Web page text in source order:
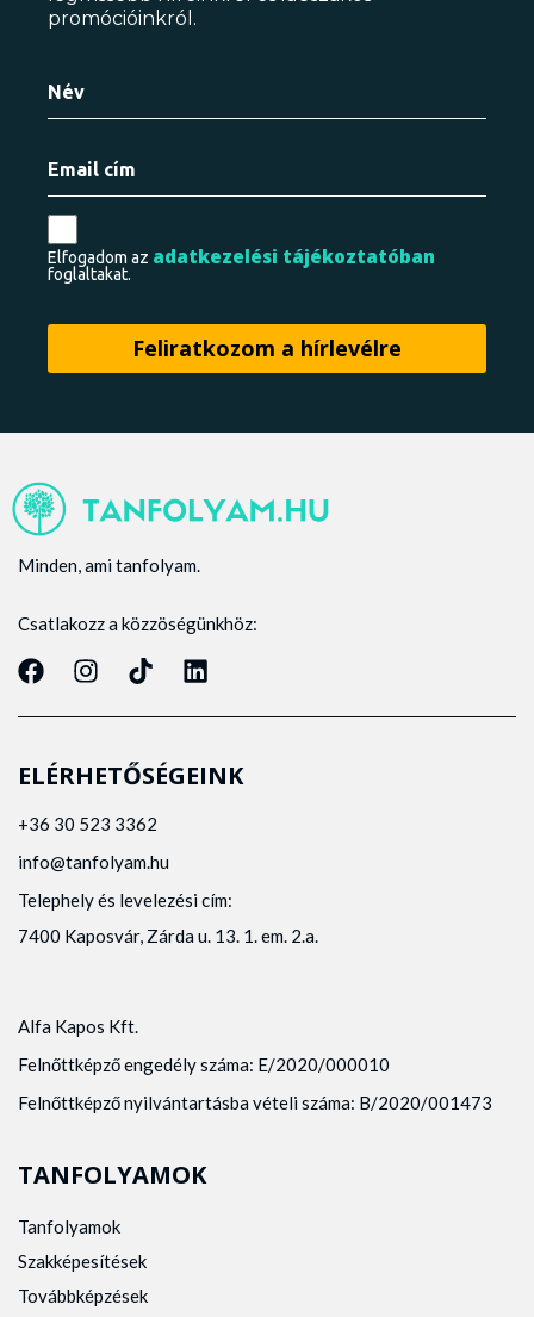
promócióinkról.
Elfogadom az adatkezelési tájékoztatóban
foglaltakat.
Minden, ami tanfolyam.
Csatlakozz a közzöségünkhöz:
ELÉRHETŐSÉGEINK
+36 30 523 3362
info@tanfolyam.hu
Telephely és levelezési cím:
7400 Kaposvár, Zárda u. 13. 1. em. 2.a.
Alfa Kapos Kft.
Felnőttképző engedély száma: E/2020/000010
Felnőttképző nyilvántartásba vételi száma: B/2020/001473
TANFOLYAMOK
Tanfolyamok
Szakképesítések
Továbbképzések